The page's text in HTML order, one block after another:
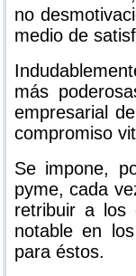
no
medio de
más
empresarial
compromiso
Se impone,
pyme, cada
retribuir a los
notable en
para éstos.